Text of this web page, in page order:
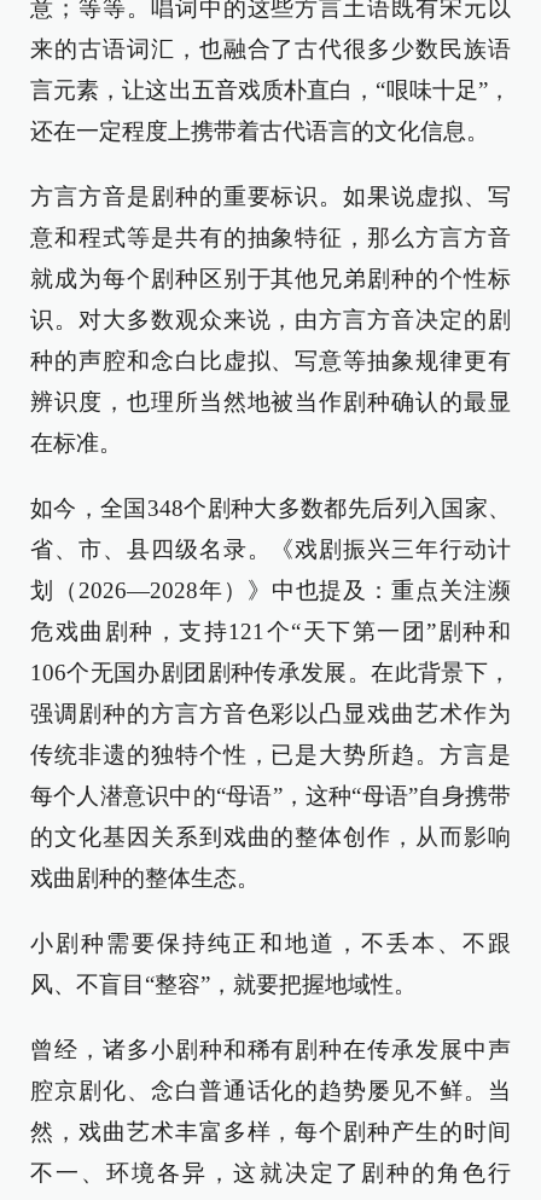
意；等等。唱词中的这些方言土语既有宋元以
来的古语词汇，也融合了古代很多少数民族语
言元素，让这出五音戏质朴直白，“哏味十足”，
还在一定程度上携带着古代语言的文化信息。
方言方音是剧种的重要标识。如果说虚拟、写
意和程式等是共有的抽象特征，那么方言方音
就成为每个剧种区别于其他兄弟剧种的个性标
识。对大多数观众来说，由方言方音决定的剧
种的声腔和念白比虚拟、写意等抽象规律更有
辨识度，也理所当然地被当作剧种确认的最显
在标准。
如今，全国348个剧种大多数都先后列入国家、
省、市、县四级名录。《戏剧振兴三年行动计
划（2026—2028年）》中也提及：重点关注濒
危戏曲剧种，支持121个“天下第一团”剧种和
106个无国办剧团剧种传承发展。在此背景下，
强调剧种的方言方音色彩以凸显戏曲艺术作为
传统非遗的独特个性，已是大势所趋。方言是
每个人潜意识中的“母语”，这种“母语”自身携带
的文化基因关系到戏曲的整体创作，从而影响
戏曲剧种的整体生态。
小剧种需要保持纯正和地道，不丢本、不跟
风、不盲目“整容”，就要把握地域性。
曾经，诸多小剧种和稀有剧种在传承发展中声
腔京剧化、念白普通话化的趋势屡见不鲜。当
然，戏曲艺术丰富多样，每个剧种产生的时间
不一、环境各异，这就决定了剧种的角色行